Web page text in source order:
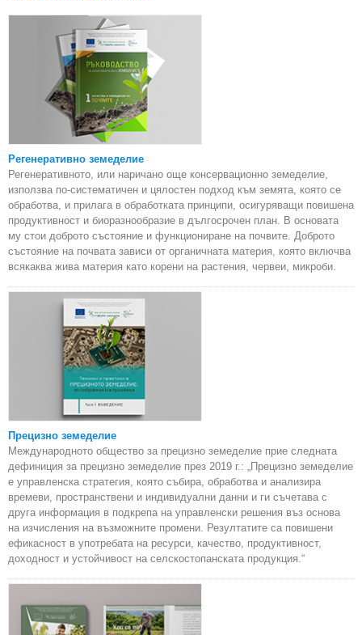
Регенеративно земеделие
Регенеративното, или наричано още консервационно земеделие,
използва по-систематичен и цялостен подход към земята, която се
обработва, и прилага в обработката принципи, осигуряващи повишена
продуктивност и биоразнообразие в дългосрочен план. В основата
му стои доброто състояние и функциониране на почвите. Доброто
състояние на почвата зависи от органичната материя, която включва
всякаква жива материя като корени на растения, червеи, микроби.
Прецизно земеделие
Международното общество за прецизно земеделие прие следната
дефиниция за прецизно земеделие през 2019 г.: „Прецизно земеделие
е управленска стратегия, която събира, обработва и анализира
времеви, пространствени и индивидуални данни и ги съчетава с
друга информация в подкрепа на управленски решения въз основа
на изчисления на възможните промени. Резултатите са повишени
ефикасност в употребата на ресурси, качество, продуктивност,
доходност и устойчивост на селскостопанската продукция.“